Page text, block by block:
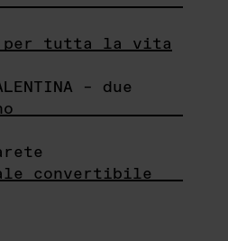
per tutta la vita
– due
convertibile